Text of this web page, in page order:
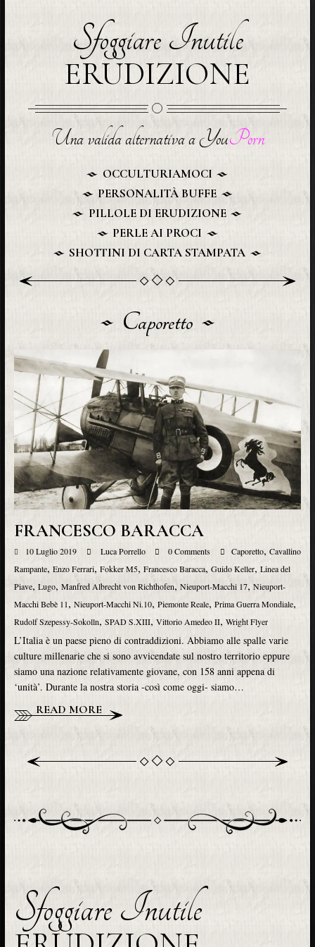
Sfoggiare Inutile
ERUDIZIONE
Una valida alternativa a YouPorn
OCCULTURIAMOCI
PERSONALITÀ BUFFE
PILLOLE DI ERUDIZIONE
PERLE AI PROCI
SHOTTINI DI CARTA STAMPATA
Caporetto
FRANCESCO BARACCA
10 Luglio 2019 Luca Porrello 0 Comments Caporetto, Cavallino
Rampante, Enzo Ferrari, Fokker M5, Francesco Baracca, Guido Keller, Linea del
Piave, Lugo, Manfred Albrecht von Richthofen, Nieuport-Macchi 17, Nieuport-
Macchi Bebè 11, Nieuport-Macchi Ni.10, Piemonte Reale, Prima Guerra Mondiale,
Rudolf Szepessy-Sokolln, SPAD S.XIII, Vittorio Amedeo II, Wright Flyer
L’Italia è un paese pieno di contraddizioni. Abbiamo alle spalle varie
culture millenarie che si sono avvicendate sul nostro territorio eppure
siamo una nazione relativamente giovane, con 158 anni appena di
‘unità’. Durante la nostra storia -così come oggi- siamo…
READ MORE
Sfoggiare Inutile